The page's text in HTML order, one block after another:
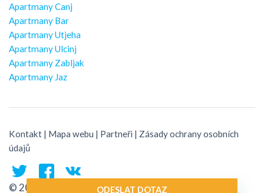
ODESLAT DOTAZ
Apartmany Canj
Apartmany Bar
Apartmany Utjeha
Apartmany Ulcinj
Apartmany Zabljak
Apartmany Jaz
Kontakt | Mapa webu | Partneři | Zásady ochrany osobních
údajů
© 2026 Montenegro Traveler